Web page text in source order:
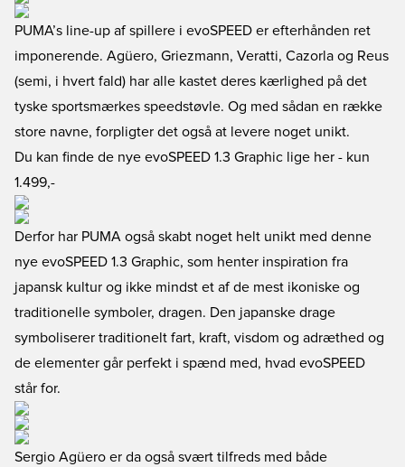
PUMA’s line-up af spillere i evoSPEED er efterhånden ret
imponerende. Agüero, Griezmann, Veratti, Cazorla og Reus
(semi, i hvert fald) har alle kastet deres kærlighed på det
tyske sportsmærkes speedstøvle. Og med sådan en række
store navne, forpligter det også at levere noget unikt.
Du kan finde de nye evoSPEED 1.3 Graphic lige her - kun
1.499,-
Derfor har PUMA også skabt noget helt unikt med denne
nye evoSPEED 1.3 Graphic, som henter inspiration fra
japansk kultur og ikke mindst et af de mest ikoniske og
traditionelle symboler, dragen. Den japanske drage
symboliserer traditionelt fart, kraft, visdom og adræthed og
de elementer går perfekt i spænd med, hvad evoSPEED
står for.
Sergio Agüero er da også svært tilfreds med både